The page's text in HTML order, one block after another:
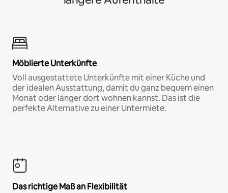
Möblierte Unterkünfte
Voll ausgestattete Unterkünfte mit einer Küche und
der idealen Ausstattung, damit du ganz bequem einen
Monat oder länger dort wohnen kannst. Das ist die
perfekte Alternative zu einer Untermiete.
Das richtige Maß an Flexibilität